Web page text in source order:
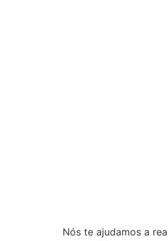
Nós te ajudamos a